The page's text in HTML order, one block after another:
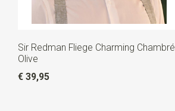
Sir Redman Fliege Charming Chambré
Olive
€ 39,95